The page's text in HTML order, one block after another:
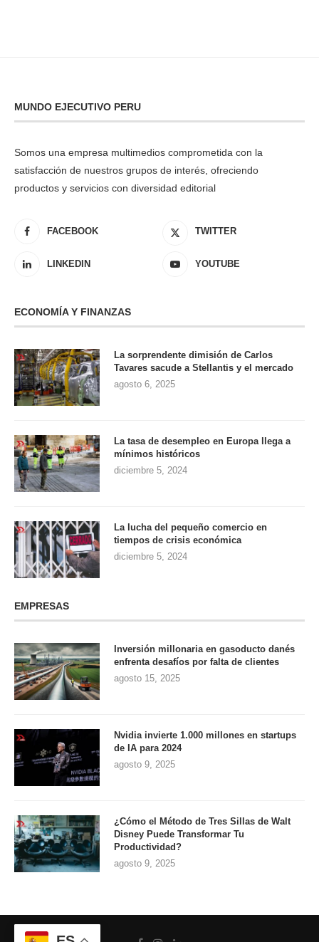
MUNDO EJECUTIVO PERU
Somos una empresa multimedios comprometida con la
satisfacción de nuestros grupos de interés, ofreciendo
productos y servicios con diversidad editorial
FACEBOOK TWITTER
LINKEDIN YOUTUBE
ECONOMÍA Y FINANZAS
La sorprendente dimisión de Carlos
Tavares sacude a Stellantis y el mercado
agosto 6, 2025
La tasa de desempleo en Europa llega a
mínimos históricos
diciembre 5, 2024
La lucha del pequeño comercio en
tiempos de crisis económica
diciembre 5, 2024
EMPRESAS
Inversión millonaria en gasoducto danés
enfrenta desafíos por falta de clientes
agosto 15, 2025
Nvidia invierte 1.000 millones en startups
de IA para 2024
agosto 9, 2025
¿Cómo el Método de Tres Sillas de Walt
Disney Puede Transformar Tu
Productividad?
agosto 9, 2025